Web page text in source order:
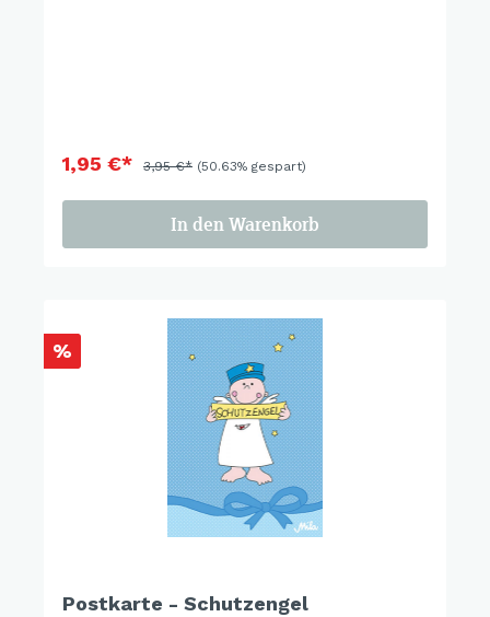
1,95 €* 3,95 €* (50.63% gespart)
In den Warenkorb
%
Postkarte - Schutzengel